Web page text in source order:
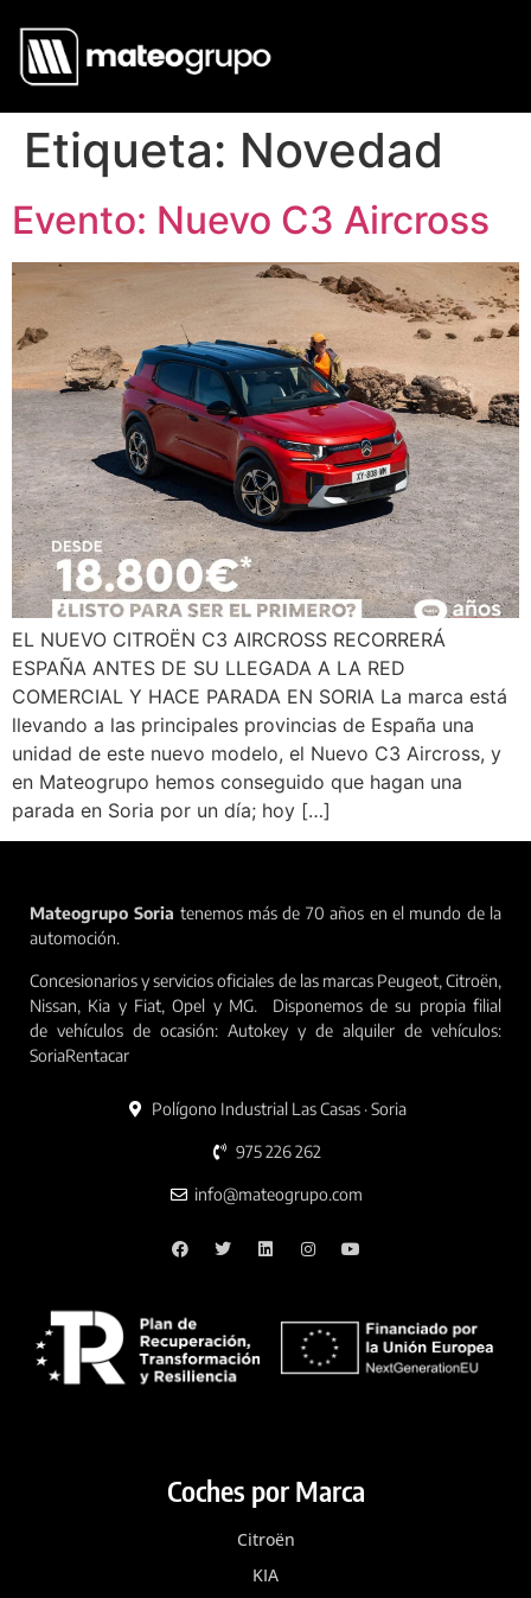
Etiqueta: Novedad
Evento: Nuevo C3 Aircross
EL NUEVO CITROËN C3 AIRCROSS RECORRERÁ
ESPAÑA ANTES DE SU LLEGADA A LA RED
COMERCIAL Y HACE PARADA EN SORIA La marca está
llevando a las principales provincias de España una
unidad de este nuevo modelo, el Nuevo C3 Aircross, y
en Mateogrupo hemos conseguido que hagan una
parada en Soria por un día; hoy […]
Mateogrupo Soria tenemos más de 70 años en el mundo de la
automoción.
Concesionarios y servicios oficiales de las marcas Peugeot, Citroën,
Nissan, Kia y Fiat, Opel y MG. Disponemos de su propia filial
de vehículos de ocasión: Autokey y de alquiler de vehículos:
SoriaRentacar
Polígono Industrial Las Casas · Soria
975 226 262
info@mateogrupo.com
Coches por Marca
Citroën
KIA